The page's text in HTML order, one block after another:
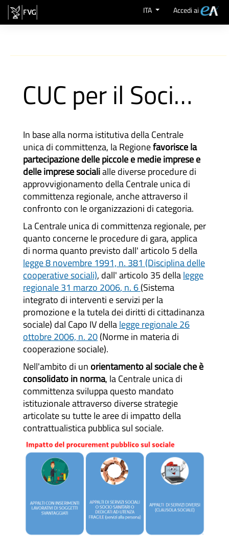
Skip to Content ITA Accedi ai
CUC per il Sociale
In base alla norma istitutiva della Centrale
unica di committenza, la Regionefavorisce la
partecipazione delle piccole e medie imprese e
delle imprese socialialle diverse procedure di
approvvigionamento della Centrale unica di
committenza regionale, anche attraverso il
confronto con le organizzazioni di categoria.
La Centrale unica di committenza regionale, per
quanto concerne le procedure di gara, applica
di norma quanto previsto dall' articolo 5 della
legge 8 novembre 1991, n. 381 (Disciplina delle
cooperative sociali), dall' articolo 35 dellalegge
regionale31 marzo 2006, n. 6(Sistema
integrato di interventi e servizi per la
promozione e la tutela dei diritti di cittadinanza
sociale) dal Capo IV dellalegge regionale 26
ottobre 2006, n. 20(Norme in materia di
cooperazione sociale).
Nell'ambito di un orientamento al sociale che è
consolidato in norma, la Centrale unica di
committenza sviluppa questo mandato
istituzionale attraverso diverse strategie
articolate su tutte le aree di impatto della
contrattualistica pubblica sul sociale.